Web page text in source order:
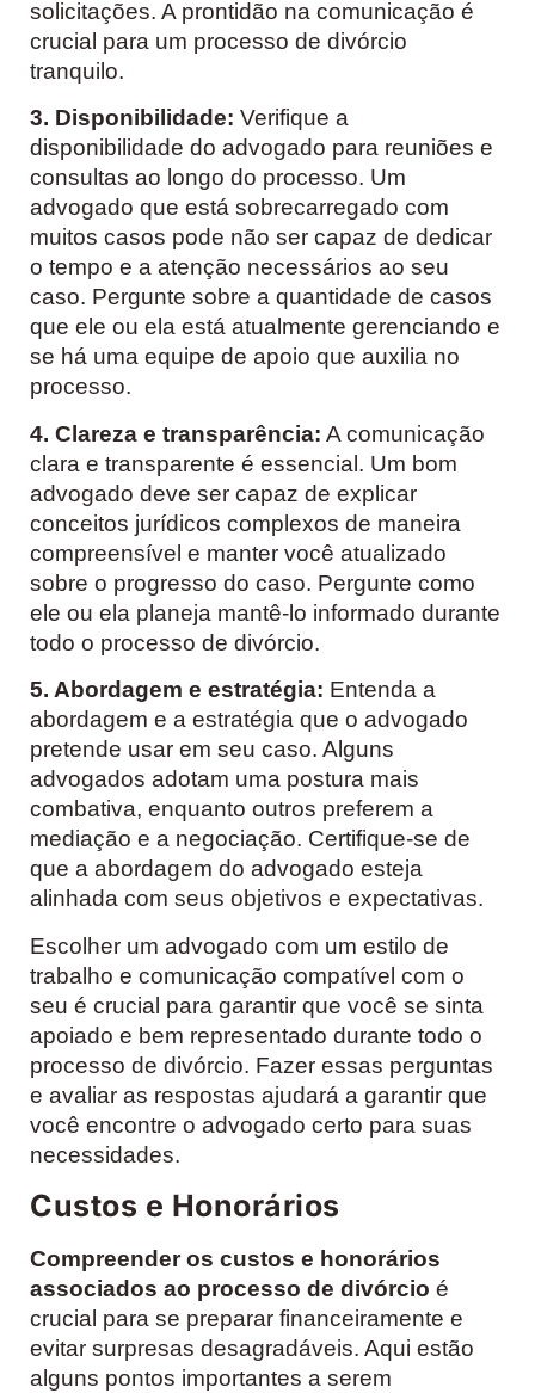
solicitações. A prontidão na comunicação é
crucial para um processo de divórcio
tranquilo.
3. Disponibilidade: Verifique a
disponibilidade do advogado para reuniões e
consultas ao longo do processo. Um
advogado que está sobrecarregado com
muitos casos pode não ser capaz de dedicar
o tempo e a atenção necessários ao seu
caso. Pergunte sobre a quantidade de casos
que ele ou ela está atualmente gerenciando e
se há uma equipe de apoio que auxilia no
processo.
4. Clareza e transparência: A comunicação
clara e transparente é essencial. Um bom
advogado deve ser capaz de explicar
conceitos jurídicos complexos de maneira
compreensível e manter você atualizado
sobre o progresso do caso. Pergunte como
ele ou ela planeja mantê-lo informado durante
todo o processo de divórcio.
5. Abordagem e estratégia: Entenda a
abordagem e a estratégia que o advogado
pretende usar em seu caso. Alguns
advogados adotam uma postura mais
combativa, enquanto outros preferem a
mediação e a negociação. Certifique-se de
que a abordagem do advogado esteja
alinhada com seus objetivos e expectativas.
Escolher um advogado com um estilo de
trabalho e comunicação compatível com o
seu é crucial para garantir que você se sinta
apoiado e bem representado durante todo o
processo de divórcio. Fazer essas perguntas
e avaliar as respostas ajudará a garantir que
você encontre o advogado certo para suas
necessidades.
Custos e Honorários
Compreender os custos e honorários
associados ao processo de divórcio é
crucial para se preparar financeiramente e
evitar surpresas desagradáveis. Aqui estão
alguns pontos importantes a serem